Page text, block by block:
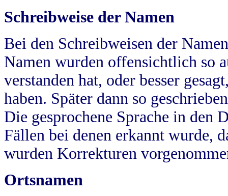
Schreibweise der Namen
Bei den Schreibweisen der
Namen wurden offensichtlich so
verstanden hat, oder besser
haben. Später dann so
Die gesprochene Sprache in
Fällen bei denen erkannt wurde,
wurden Korrekturen
Ortsnamen